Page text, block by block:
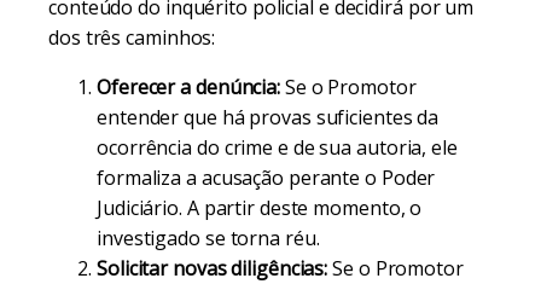
conteúdo do inquérito policial e decidirá por um
dos três caminhos:
Oferecer a denúncia:Se o Promotor
entender que há provas suficientes da
ocorrência do crime e de sua autoria, ele
formaliza a acusação perante o Poder
Judiciário. A partir deste momento, o
investigado se torna réu.
Solicitar novas diligências:Se o Promotor